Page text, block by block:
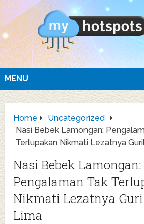
MENU
Home
Uncategorized
Nasi Bebek Lamongan:
Terlupakan Nikmati Lezatnya
Nasi Bebek Lamongan:
Pengalaman Tak
Nikmati Lezatnya
Lima